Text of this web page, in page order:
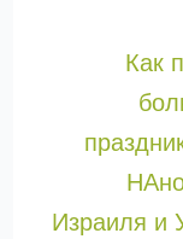
Как
Израиля и